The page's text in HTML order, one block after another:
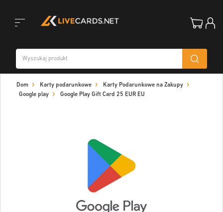
navigation
Dom Karty podarunkowe
Karty Podarunkowe na Zakupy
Google play
Google Play Gift Card 25 EUR EU